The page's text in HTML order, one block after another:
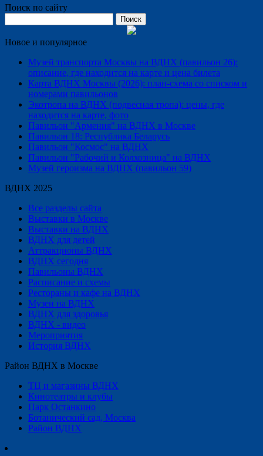
Поиск по сайту
Новое и популярное
Музей транспорта Москвы на ВДНХ (павильон 26):
описание, где находится на карте и цена билета
Карта ВДНХ Москвы (2026): план-схема со списком и
номерами павильонов
Экотропа на ВДНХ (подвесная тропа): цены, где
находится на карте, фото
Павильон "Армения" на ВДНХ в Москве
Павильон 18: Республика Беларусь
Павильон "Космос" на ВДНХ
Павильон "Рабочий и Колхозница" на ВДНХ
Музей героизма на ВДНХ (павильон 59)
ВДНХ 2025
Все разделы сайта
Выставки в Москве
Выставки на ВДНХ
ВДНХ для детей
Аттракционы ВДНХ
ВДНХ сегодня
Павильоны ВДНХ
Расписание и схемы
Рестораны и кафе на ВДНХ
Музеи на ВДНХ
ВДНХ для здоровья
ВДНХ - видео
Мероприятия
История ВДНХ
Район ВДНХ в Москве
ТЦ и магазины ВДНХ
Кинотеатры и клубы
Парк Останкино
Ботанический сад, Москва
Район ВДНХ